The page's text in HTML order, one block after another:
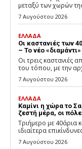
μεταξύ των χωρών
7 Αυγούστου 2026
ΕΛΛΑΔΑ
Οι καστανιές των
– Το νέο
Οι τρεις καστανιές
του τόπου, με την
7 Αυγούστου 2026
ΕΛΛΑΔΑ
Καμίνι η χώρα το
ζεστή μέρα, οι
Τριήμερο με 40άρια
ιδιαίτερα
7 Αυγούστου 2026